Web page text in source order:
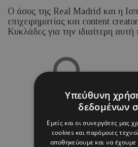
Ο άσος της Real Madrid και η
επιχειρηματίας και content
Κυκλάδες για την ιδιαίτερη αυτή
08
Υπεύθυνη
δεδομένων
Εμείς και οι συνεργάτες μας
cookies και παρόμοιες
αποθηκεύουμε και να